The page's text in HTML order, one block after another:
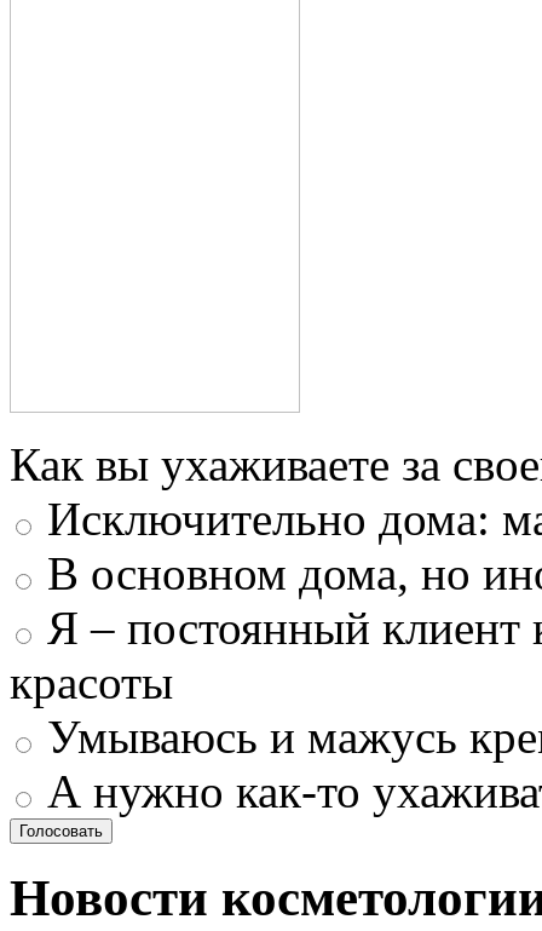
Как вы ухаживаете за
Исключительно дома:
В основном дома, но
Я – постоянный клиент
красоты
Умываюсь и мажусь
А нужно как-то
Новости